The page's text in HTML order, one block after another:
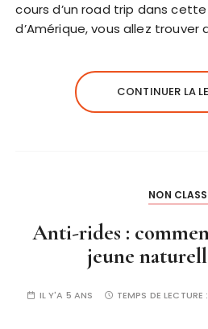
cours d’un road trip dans
d’Amérique, vous allez trouver
CONTINUER LA
NON
Anti-rides :
jeune
IL Y'A 5 ANS TEMPS DE LECTURE :